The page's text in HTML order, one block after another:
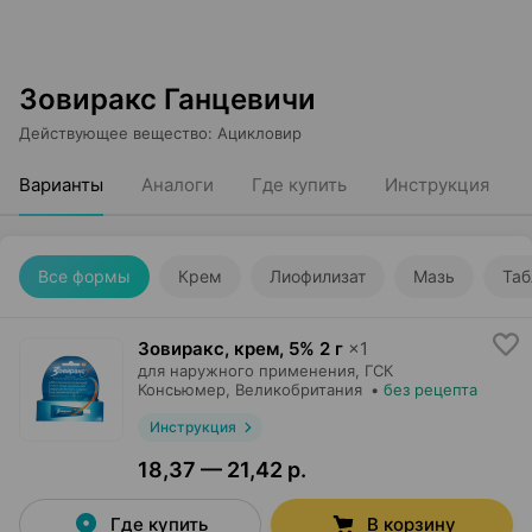
Зовиракс Ганцевичи
Действующее вещество: Ацикловир
Варианты Аналоги Где купить Инструкция
Все формы Крем Лиофилизат Мазь
Зовиракс, крем, 5% 2 г ×1
для наружного применения, ГСК
Консьюмер , Великобритания • без рецепта
Инструкция
18,37 — 21,42 р.
Где купить В корзину